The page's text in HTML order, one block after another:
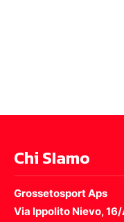
Chi SIamo
Grossetosport Aps
Via Ippolito Nievo,